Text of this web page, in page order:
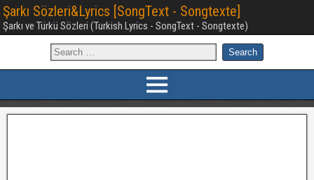
Şarkı Sözleri&Lyrics [SongText - Songtexte]
Şarkı ve Türkü Sözleri (Turkish Lyrics - SongText - Songtexte)